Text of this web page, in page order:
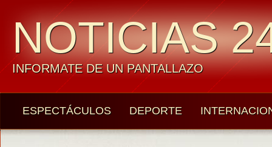
NOTICIAS
INFORMATE DE UN PANTALLAZO
ESPECTÁCULOS DEPORTE